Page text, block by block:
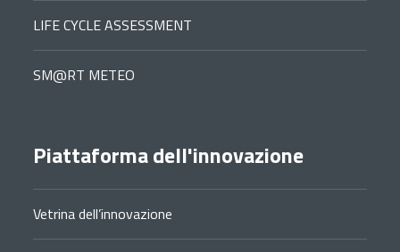
LIFE CYCLE ASSESSMENT
SM@RT METEO
Piattaforma dell'innovazione
Vetrina dell’innovazione